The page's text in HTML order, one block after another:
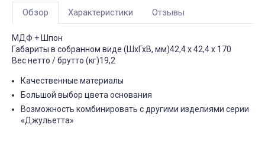
Обзор Характеристики Отзывы
МДФ + Шпон
Габариты в собранном виде (ШхГхВ, мм)42,4 х 42,4 х 170
Вес нетто / брутто (кг)19,2
Качественные материалы
Большой выбор цвета основания
Возможность комбинировать с другими изделиями серии
«Джульетта»